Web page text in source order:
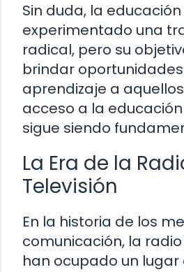
Sin duda, la
experimentado una
radical, pero su
brindar
aprendizaje a
acceso a la
sigue siendo
La Era de la
Televisión
En la historia de los
comunicación, la
han ocupado un